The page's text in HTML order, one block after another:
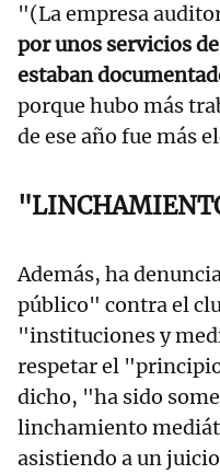
"(La empresa
por unos servicios
estaban
porque hubo más
de ese año fue más
Además, ha
público" contra el
"instituciones y
respetar el
dicho, "ha sido
linchamiento
asistiendo a un